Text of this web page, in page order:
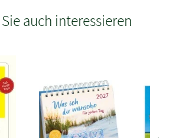
auch interessieren